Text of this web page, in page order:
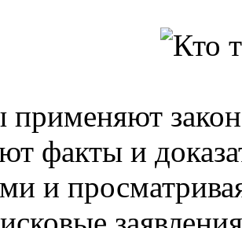
факты и
и